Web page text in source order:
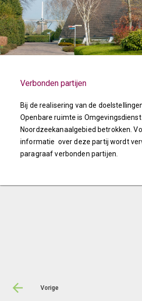
Verbonden partijen
Bij de realisering van de
Openbare ruimte is Omgevingsdienst
Noordzeekanaalgebied betrokken.
informatie over deze partij wordt
paragraaf verbonden partijen.
Vorige